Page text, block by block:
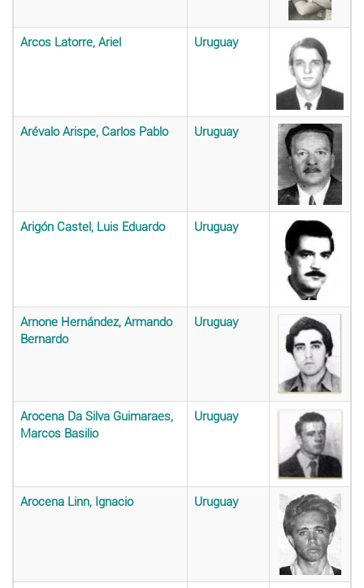
Arcos Latorre, Ariel Uruguay
Arévalo Arispe, Carlos Pablo Uruguay
Arigón Castel, Luis Eduardo Uruguay
Arnone Hernández, Armando
Bernardo
Uruguay
Arocena Da Silva Guimaraes,
Marcos Basilio
Uruguay
Arocena Linn, Ignacio Uruguay